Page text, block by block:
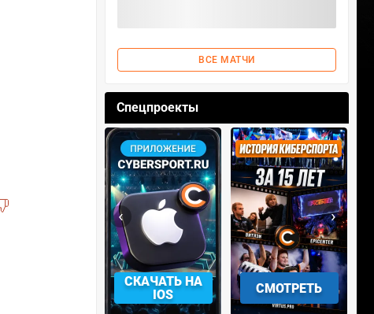
ВСЕ МАТЧИ
Спецпроекты
СКАЧАТЬ НА
IOS
СМОТРЕТЬ
‹ ›